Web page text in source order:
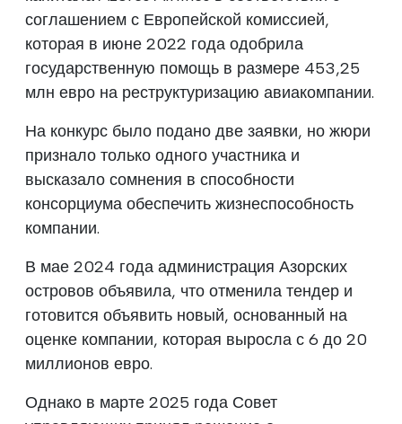
соглашением с Европейской комиссией,
которая в июне 2022 года одобрила
государственную помощь в размере 453,25
млн евро на реструктуризацию авиакомпании.
На конкурс было подано две заявки, но жюри
признало только одного участника и
высказало сомнения в способности
консорциума обеспечить жизнеспособность
компании.
В мае 2024 года администрация Азорских
островов объявила, что отменила тендер и
готовится объявить новый, основанный на
оценке компании, которая выросла с 6 до 20
миллионов евро.
Однако в марте 2025 года Совет